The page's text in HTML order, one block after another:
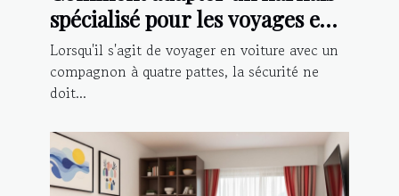
spécialisé pour les voyages en
voiture avec votre chien
Lorsqu'il s'agit de voyager en voiture avec un
compagnon à quatre pattes, la sécurité ne
doit...